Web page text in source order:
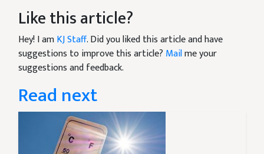
Like this article?
Hey! I amKJ Staff. Did you liked this article and have
suggestions to improve this article? Mailme your
suggestions and feedback.
Read next